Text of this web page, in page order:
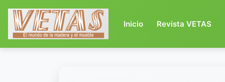
Inicio(current)
Revista VETAS